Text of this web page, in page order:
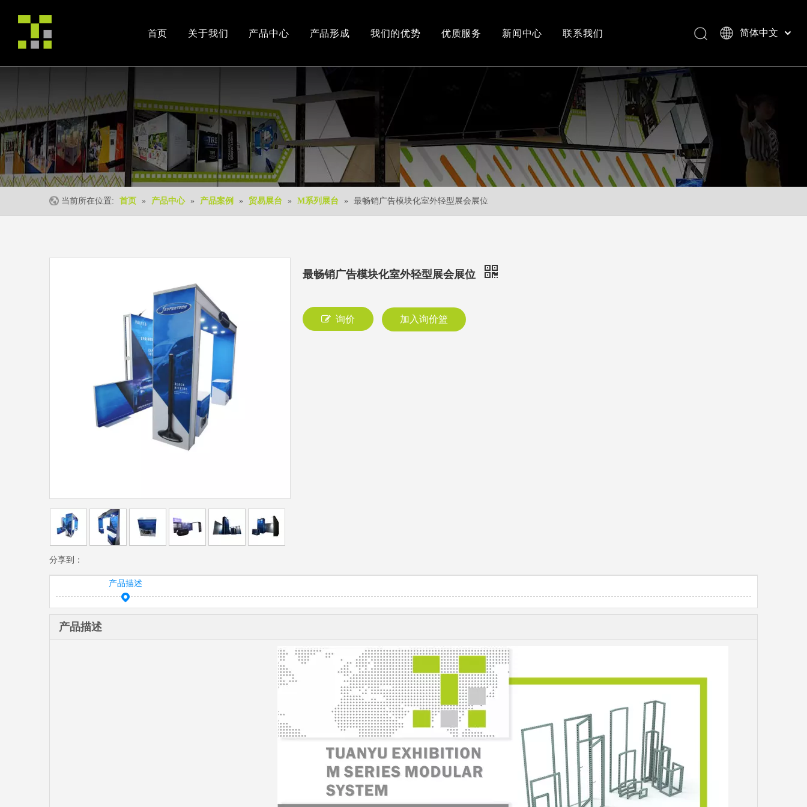
首页 关于我们
办公和车间环境 常见问答
产品中心
成功案例视频
产品形成 我们的优势 优质服务 新闻中心 联系我们 简体中文
العربية
日本語
Pусский
Nederlands
Português
Deutsch
当前所在位置: 首页 » 产品中心 » 产品案例 » 贸易展台 » M系列展台 » 最畅销广告模块化室外轻型展会展位
分享到：
最畅销广告模块化室外轻型展会展位
询价 加入询价篮
产品描述
产品描述